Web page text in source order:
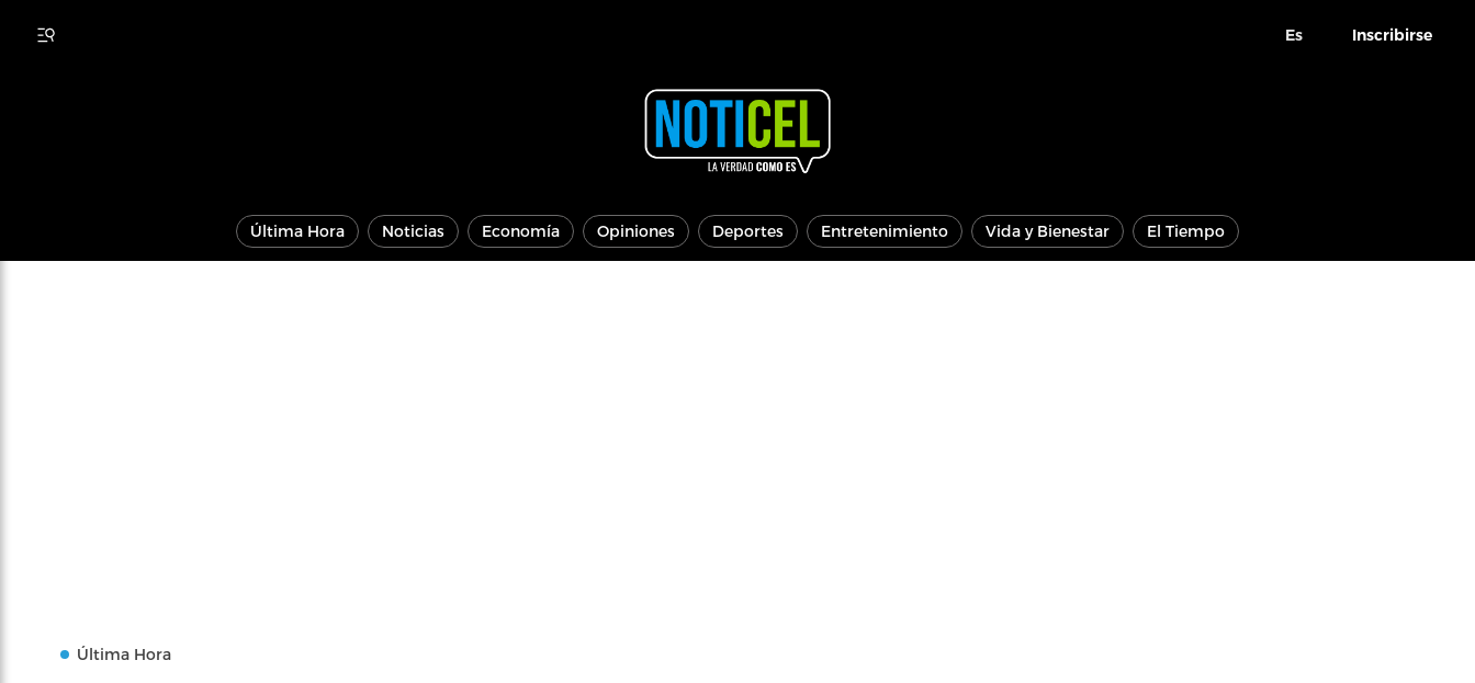
Es Inscribirse
Última Hora Noticias Economía Opiniones Deportes Entretenimiento Vida y Bienestar El Tiempo
Última Hora